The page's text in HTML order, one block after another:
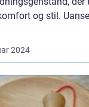
og stil.
2024